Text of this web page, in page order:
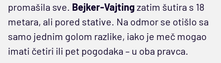
promašila sve. Bejker-Vajtingzatim šutira s 18
metara, ali pored stative. Na odmor se otišlo sa
samo jednim golom razlike, iako je meč mogao
imati četiri ili pet pogodaka – u oba pravca.